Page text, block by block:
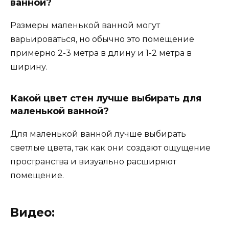
ванной?
Размеры маленькой ванной могут
варьироваться, но обычно это помещение
примерно 2-3 метра в длину и 1-2 метра в
ширину.
Какой цвет стен лучше выбирать для
маленькой ванной?
Для маленькой ванной лучше выбирать
светлые цвета, так как они создают ощущение
пространства и визуально расширяют
помещение.
Видео: